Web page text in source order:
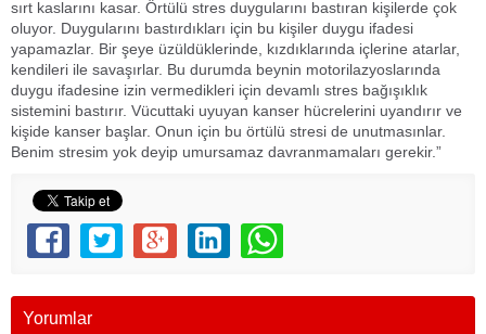
sırt kaslarını kasar. Örtülü stres duygularını bastıran kişilerde çok
oluyor. Duygularını bastırdıkları için bu kişiler duygu ifadesi
yapamazlar. Bir şeye üzüldüklerinde, kızdıklarında içlerine atarlar,
kendileri ile savaşırlar. Bu durumda beynin motorilazyoslarında
duygu ifadesine izin vermedikleri için devamlı stres bağışıklık
sistemini bastırır. Vücuttaki uyuyan kanser hücrelerini uyandırır ve
kişide kanser başlar. Onun için bu örtülü stresi de unutmasınlar.
Benim stresim yok deyip umursamaz davranmamaları gerekir.”
Yorumlar